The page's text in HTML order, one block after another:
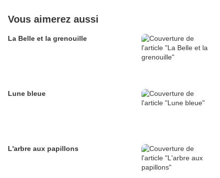
Vous aimerez aussi
La Belle et la grenouille
Lune bleue
L'arbre aux papillons